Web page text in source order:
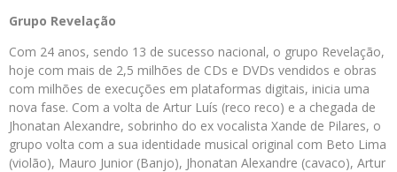
Grupo Revelação
Com 24 anos, sendo 13 de sucesso nacional, o grupo Revelação,
hoje com mais de 2,5 milhões de CDs e DVDs vendidos e obras
com milhões de execuções em plataformas digitais, inicia uma
nova fase. Com a volta de Artur Luís (reco reco) e a chegada de
Jhonatan Alexandre, sobrinho do ex vocalista Xande de Pilares, o
grupo volta com a sua identidade musical original com Beto Lima
(violão), Mauro Junior (Banjo), Jhonatan Alexandre (cavaco), Artur